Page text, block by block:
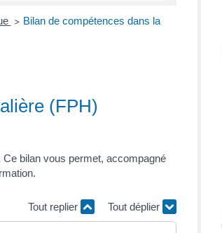
> Bilan de compétences dans la
(FPH)
bilan vous permet, accompagné
Tout replier Tout déplier